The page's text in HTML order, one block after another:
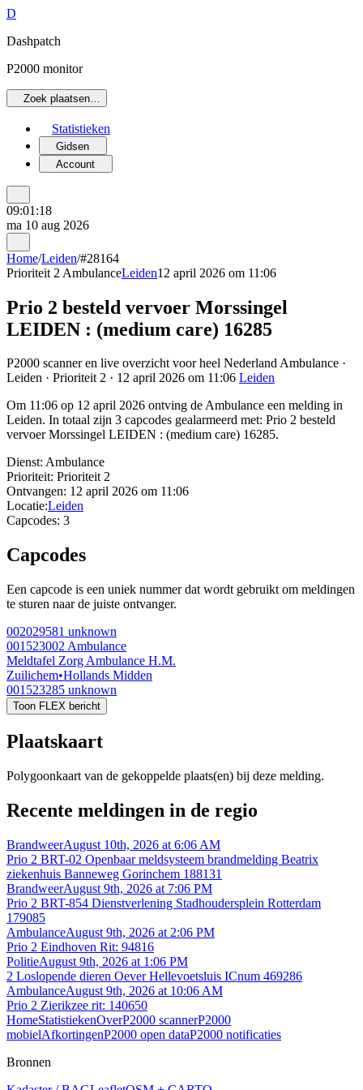
D
Dashpatch
P2000 monitor
Zoek plaatsen…
Statistieken
Gidsen
Account
09:01:18
ma 10 aug 2026
Home/Leiden/#28164
Prioriteit 2 AmbulanceLeiden12 april 2026 om 11:06
Prio 2 besteld vervoer Morssingel
LEIDEN : (medium care) 16285
P2000 scanner en live overzicht voor heel Nederland Ambulance ·
Leiden · Prioriteit 2 · 12 april 2026 om 11:06 Leiden
Om 11:06 op 12 april 2026 ontving de Ambulance een melding in
Leiden. In totaal zijn 3 capcodes gealarmeerd met: Prio 2 besteld
vervoer Morssingel LEIDEN : (medium care) 16285.
Dienst: Ambulance
Prioriteit: Prioriteit 2
Ontvangen: 12 april 2026 om 11:06
Locatie:Leiden
Capcodes: 3
Capcodes
Een capcode is een uniek nummer dat wordt gebruikt om meldingen
te sturen naar de juiste ontvanger.
002029581 unknown
001523002 Ambulance
Meldtafel Zorg Ambulance H.M.
Zuilichem•Hollands Midden
001523285 unknown
Toon FLEX bericht
Plaatskaart
Polygoonkaart van de gekoppelde plaats(en) bij deze melding.
Recente meldingen in de regio
BrandweerAugust 10th, 2026 at 6:06 AM
Prio 2 BRT-02 Openbaar meldsysteem brandmelding Beatrix
ziekenhuis Banneweg Gorinchem 188131
BrandweerAugust 9th, 2026 at 7:06 PM
Prio 2 BRT-854 Dienstverlening Stadhoudersplein Rotterdam
179085
AmbulanceAugust 9th, 2026 at 2:06 PM
Prio 2 Eindhoven Rit: 94816
PolitieAugust 9th, 2026 at 1:06 PM
2 Loslopende dieren Oever Hellevoetsluis ICnum 469286
AmbulanceAugust 9th, 2026 at 10:06 AM
Prio 2 Zierikzee rit: 140650
HomeStatistiekenOverP2000 scannerP2000
mobielAfkortingenP2000 open dataP2000 notificaties
Bronnen